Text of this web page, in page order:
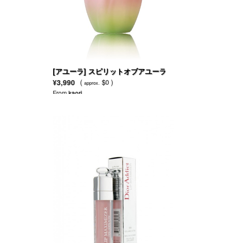
[アユーラ] スピリットオブアユーラ
オードパルファム
¥3,990 ( approx. $0 )
Fromkaori